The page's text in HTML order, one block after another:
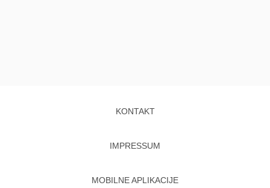
KONTAKT
IMPRESSUM
MOBILNE APLIKACIJE